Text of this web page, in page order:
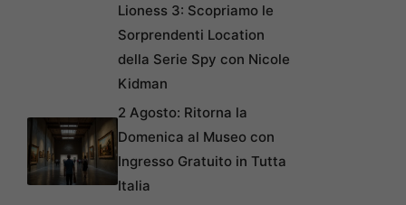
Lioness 3: Scopriamo le
Sorprendenti Location
della Serie Spy con Nicole
Kidman
2 Agosto: Ritorna la
Domenica al Museo con
Ingresso Gratuito in Tutta
Italia